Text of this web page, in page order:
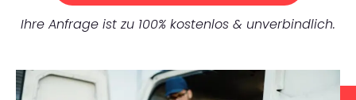
Ihre Anfrage ist zu 100% kostenlos & unverbindlich.